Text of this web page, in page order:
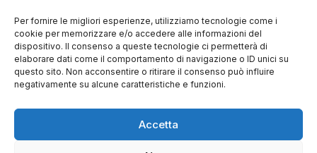
Per fornire le migliori esperienze, utilizziamo tecnologie come i
cookie per memorizzare e/o accedere alle informazioni del
dispositivo. Il consenso a queste tecnologie ci permetterà di
elaborare dati come il comportamento di navigazione o ID unici su
questo sito. Non acconsentire o ritirare il consenso può influire
negativamente su alcune caratteristiche e funzioni.
Accetta
coordinamento da parte di Coop Alleanza 3.0 Soc. Coop.
Sede legale: via Ragazzi del ’99 nr. 51 42124 Reggio Emilia
(RE)
P.Iva 00651840365
Home i Programmi Diretta Streaming Guida TV
Chi